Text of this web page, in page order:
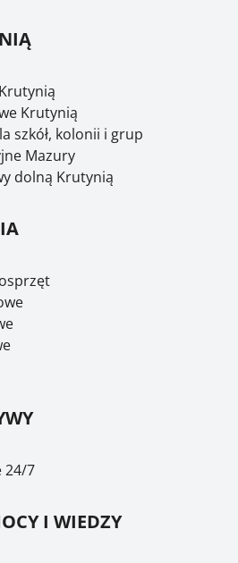
Krutynią
szkół, kolonii i grup
Mazury
dolną Krutynią
24/7
I WIEDZY